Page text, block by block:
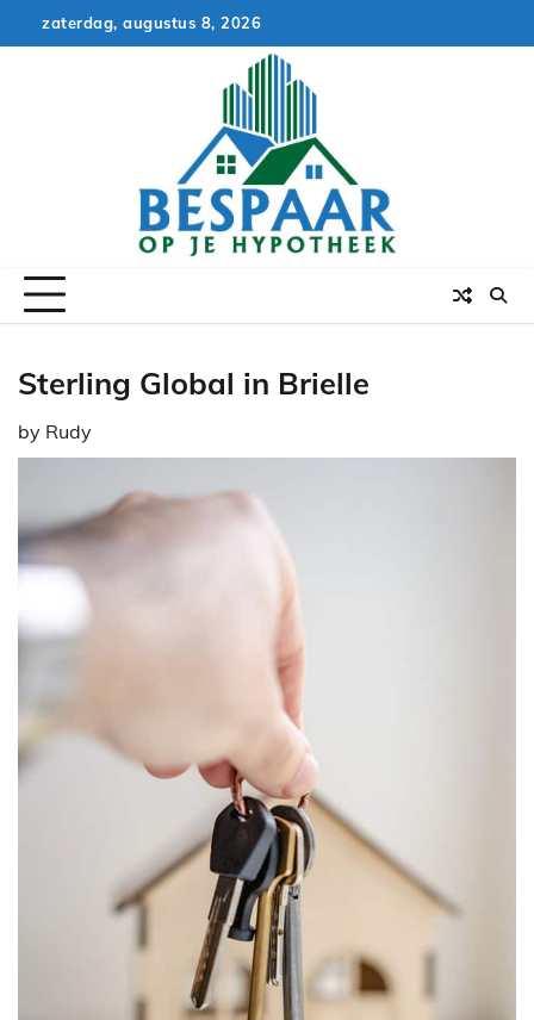
to
zaterdag, augustus 8, 2026
Sterling Global in Brielle
by Rudy